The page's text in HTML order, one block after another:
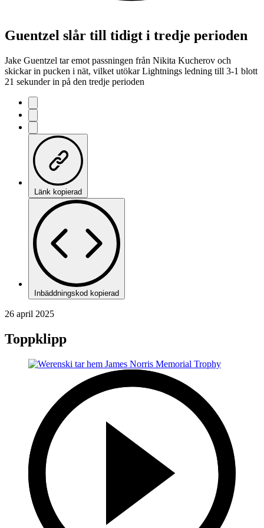
Guentzel slår till tidigt i tredje perioden
Jake Guentzel tar emot passningen från Nikita Kucherov och
skickar in pucken i nät, vilket utökar Lightnings ledning till 3-1 blott
21 sekunder in på den tredje perioden
Länk kopierad
Inbäddningskod kopierad
26 april 2025
Toppklipp